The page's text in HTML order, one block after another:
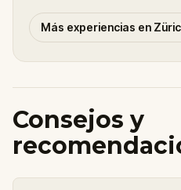
Más experiencias en
Consejos y